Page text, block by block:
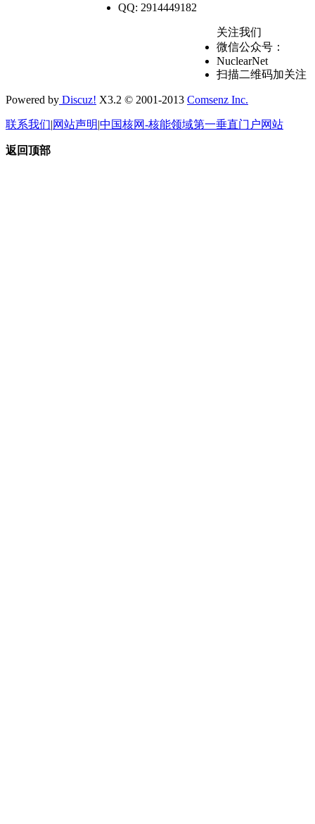
QQ: 2914449182
关注我们
微信公众号：
NuclearNet
扫描二维码加关注
Powered by Discuz! X3.2 © 2001-2013 Comsenz Inc.
联系我们|网站声明|中国核网-核能领域第一垂直门户网站
返回顶部